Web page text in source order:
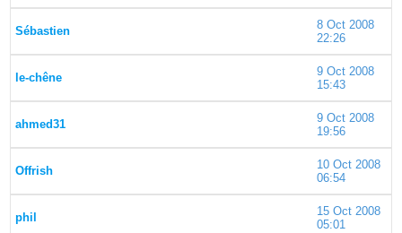
Sébastien
8 Oct 2008
22:26
le-chêne
9 Oct 2008
15:43
ahmed31
9 Oct 2008
19:56
Offrish
10 Oct 2008
06:54
phil
15 Oct 2008
05:01